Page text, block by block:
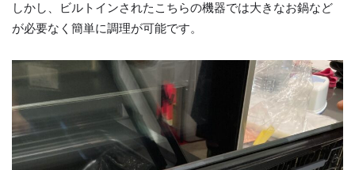
しかし、ビルトインされたこちらの機器では大きなお鍋など
が必要なく簡単に調理が可能です。